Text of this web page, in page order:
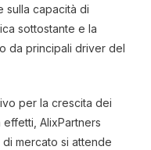
sulla capacità di
sottostante e la
da principali driver del
per la crescita dei
AlixPartners
mercato si attende